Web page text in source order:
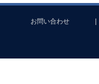
お問い合わせ